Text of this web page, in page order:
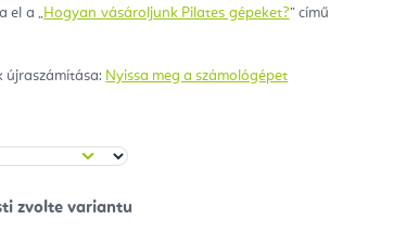
el a „Hogyan vásároljunk Pilates gépeket?” című
újraszámítása: Nyissa meg a számológépet